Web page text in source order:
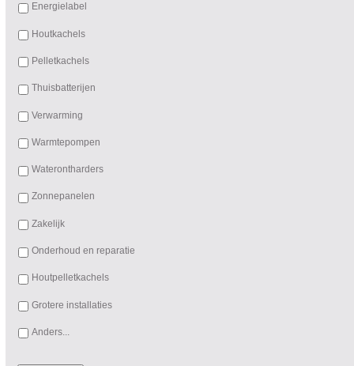
Energielabel
Houtkachels
Pelletkachels
Thuisbatterijen
Verwarming
Warmtepompen
Waterontharders
Zonnepanelen
Zakelijk
Onderhoud en reparatie
Houtpelletkachels
Grotere installaties
Anders...